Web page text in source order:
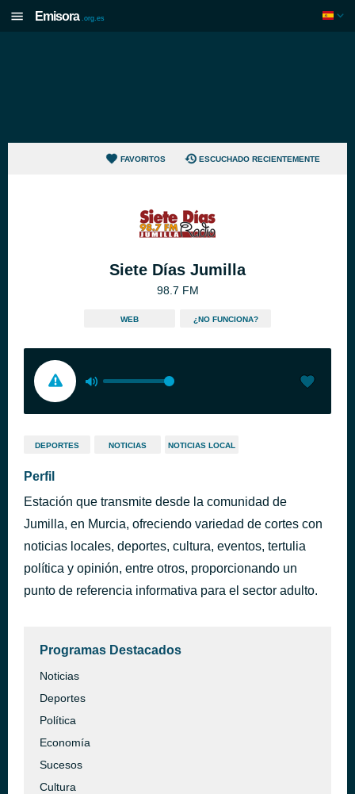
Emisora .org.es
FAVORITOS ESCUCHADO RECIENTEMENTE
Siete Días Jumilla
98.7 FM
WEB ¿NO FUNCIONA?
DEPORTES NOTICIAS NOTICIAS LOCAL
Perfil
Estación que transmite desde la comunidad de
Jumilla, en Murcia, ofreciendo variedad de cortes con
noticias locales, deportes, cultura, eventos, tertulia
política y opinión, entre otros, proporcionando un
punto de referencia informativa para el sector adulto.
Programas Destacados
Noticias
Deportes
Política
Economía
Sucesos
Cultura